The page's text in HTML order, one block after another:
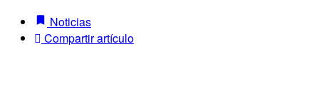
Noticias
Compartir artículo